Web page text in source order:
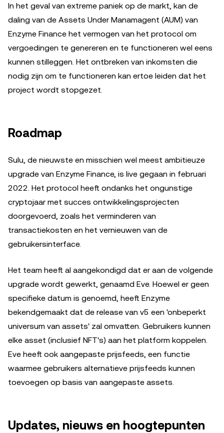
In het geval van extreme paniek op de markt, kan de
daling van de Assets Under Manamagent (AUM) van
Enzyme Finance het vermogen van het protocol om
vergoedingen te genereren en te functioneren wel eens
kunnen stilleggen. Het ontbreken van inkomsten die
nodig zijn om te functioneren kan ertoe leiden dat het
project wordt stopgezet.
Roadmap
Sulu, de nieuwste en misschien wel meest ambitieuze
upgrade van Enzyme Finance, is live gegaan in februari
2022. Het protocol heeft ondanks het ongunstige
cryptojaar met succes ontwikkelingsprojecten
doorgevoerd, zoals het verminderen van
transactiekosten en het vernieuwen van de
gebruikersinterface.
Het team heeft al aangekondigd dat er aan de volgende
upgrade wordt gewerkt, genaamd Eve. Hoewel er geen
specifieke datum is genoemd, heeft Enzyme
bekendgemaakt dat de release van v5 een 'onbeperkt
universum van assets' zal omvatten. Gebruikers kunnen
elke asset (inclusief NFT's) aan het platform koppelen.
Eve heeft ook aangepaste prijsfeeds, een functie
waarmee gebruikers alternatieve prijsfeeds kunnen
toevoegen op basis van aangepaste assets.
Updates, nieuws en hoogtepunten